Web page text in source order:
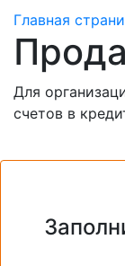
Главная
Для
счетов в